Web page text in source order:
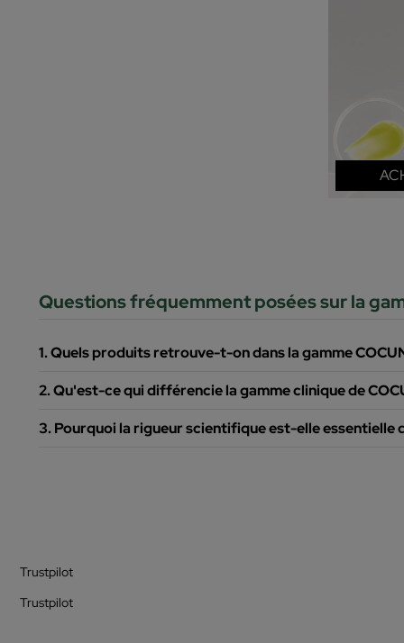
Questions fréquemment posées sur la
1. Quels produits retrouve-t-on dans la gamme
2. Qu'est-ce qui différencie la gamme clinique de
3. Pourquoi la rigueur scientifique est-elle essentielle
Trustpilot
Trustpilot